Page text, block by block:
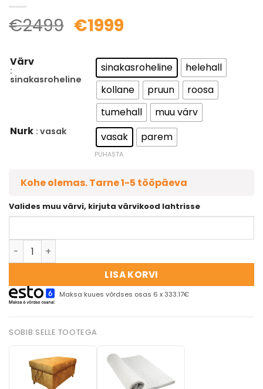
€2499 €1999
Värv
:
sinakasroheline
sinakasroheline
helehall
kollane
pruun
roosa
tumehall
muu värv
Nurk : vasak vasak parem
PUHASTA
Kohe olemas. Tarne 1-5 tööpäeva
Valides muu värvi, kirjuta värvikood lahtrisse
LISA KORVI
Maksa kuues võrdses osas 6 x 333.17€
SOBIB SELLE TOOTEGA